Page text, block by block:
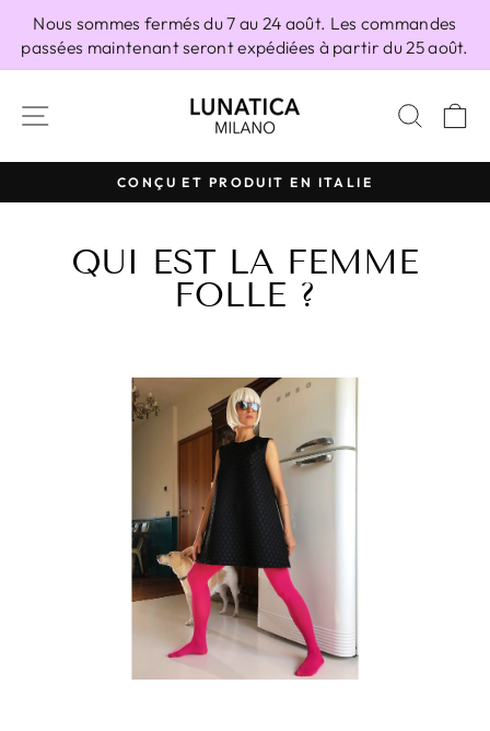
contenu
Nous sommes fermés du 7 au 24 août. Les commandes
passées maintenant seront expédiées à partir du 25 août.
Diaporama
CONÇU ET PRODUIT EN ITALIE
QUI EST LA FEMME
FOLLE ?